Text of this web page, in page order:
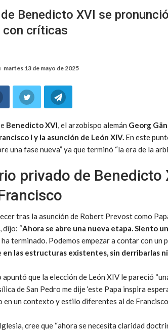
Benedicto XVI se
con críticas
martes 13 de mayo de 2025
Benedicto XVI, el arzobispo alemán Georg
I y la asunción de León XIV. En este
una fase nueva” ya que terminó “la era de la
privado de Benedicto
tras la asunción de Robert Prevost como
dijo: “Ahora se abre una nueva etapa. Siento
terminado. Podemos empezar a contar con un
en las estructuras existentes, sin derribarlas
que la elección de León XIV le pareció
de San Pedro me dije ‘este Papa inspira
en un contexto y estilo diferentes al de
cree que “ahora se necesita claridad